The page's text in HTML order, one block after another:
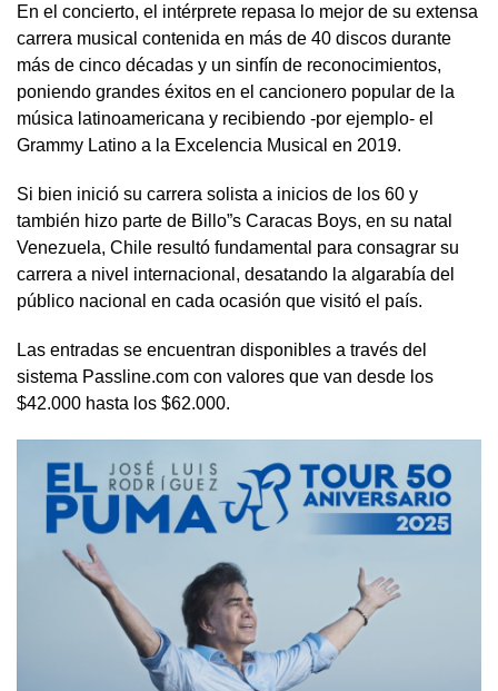
En el concierto, el intérprete repasa lo mejor de su extensa
carrera musical contenida en más de 40 discos durante
más de cinco décadas y un sinfín de reconocimientos,
poniendo grandes éxitos en el cancionero popular de la
música latinoamericana y recibiendo -por ejemplo- el
Grammy Latino a la Excelencia Musical en 2019.
Si bien inició su carrera solista a inicios de los 60 y
también hizo parte de Billo”s Caracas Boys, en su natal
Venezuela, Chile resultó fundamental para consagrar su
carrera a nivel internacional, desatando la algarabía del
público nacional en cada ocasión que visitó el país.
Las entradas se encuentran disponibles a través del
sistema Passline.com con valores que van desde los
$42.000 hasta los $62.000.